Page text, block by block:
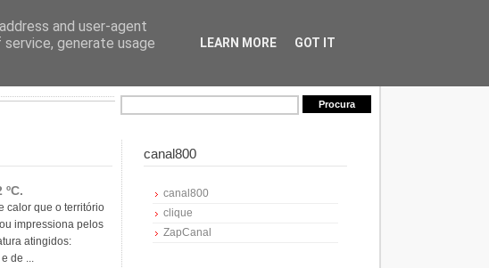
calor que o território
impressiona pelos
atingidos:
de ...
canal800
canal800
clique
ZapCanal
and user-agent
generate usage
LEARN MORE GOT IT